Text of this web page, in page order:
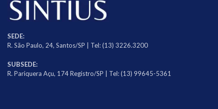
SEDE:
R. São Paulo, 24, Santos/SP | Tel: (13) 3226.3200
SUBSEDE:
R. Pariquera Açu, 174 Registro/SP | Tel: (13) 99645-5361